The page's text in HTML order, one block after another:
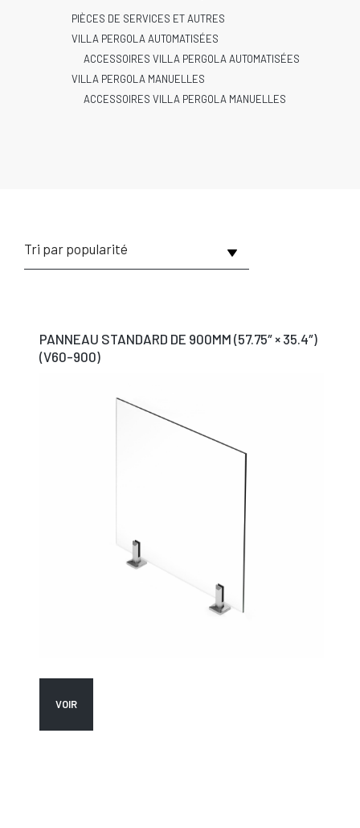
PANNEAU STANDARD DE 900MM (57.75″ × 35.4″)
(V60-900)
VOIR
PIÈCES DE SERVICES ET AUTRES
VILLA PERGOLA AUTOMATISÉES
ACCESSOIRES VILLA PERGOLA AUTOMATISÉES
VILLA PERGOLA MANUELLES
ACCESSOIRES VILLA PERGOLA MANUELLES